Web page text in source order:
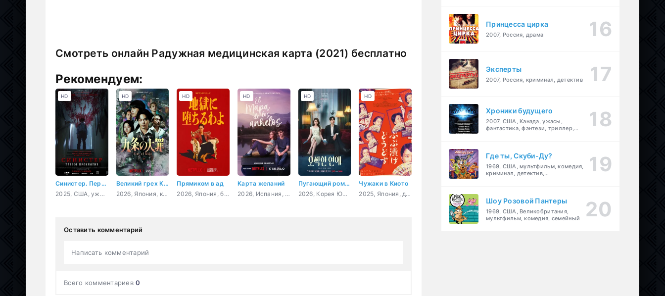
Смотреть онлайн Радужная медицинская карта (2021) бесплатно
Рекомендуем:
Синистер. Первое проклятие
2025, США, ужасы
HD
Великий грех Кудзё
2026, Япония, криминал, триллер, драма
HD
Прямиком в ад
2026, Япония, биография, драма
HD
Карта желаний
2026, Испания, драма
HD
Пугающий роман
2026, Корея Южная, мелодрама, комедия, фэнтези, детектив
HD
Чужаки в Киото
2025, Япония, драма
HD
Оставить комментарий
Написать комментарий
Всего комментариев0
Принцесса цирка
2007, Россия, драма
Эксперты
2007, Россия, криминал, детектив
Хроники будущего
2007, США, Канада, ужасы,
фантастика, фэнтези, триллер,
Где ты, Скуби-Ду?
1969, США, мультфильм, комедия,
криминал, детектив,
Шоу Розовой Пантеры
1969, США, Великобритания,
мультфильм, комедия, семейный